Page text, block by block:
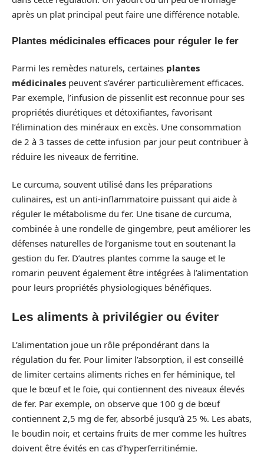
après un plat principal peut faire une différence notable.
Plantes médicinales efficaces pour réguler le fer
Parmi les remèdes naturels, certaines plantes
médicinales peuvent s’avérer particulièrement efficaces.
Par exemple, l’infusion de pissenlit est reconnue pour ses
propriétés diurétiques et détoxifiantes, favorisant
l’élimination des minéraux en excès. Une consommation
de 2 à 3 tasses de cette infusion par jour peut contribuer à
réduire les niveaux de ferritine.
Le curcuma, souvent utilisé dans les préparations
culinaires, est un anti-inflammatoire puissant qui aide à
réguler le métabolisme du fer. Une tisane de curcuma,
combinée à une rondelle de gingembre, peut améliorer les
défenses naturelles de l’organisme tout en soutenant la
gestion du fer. D’autres plantes comme la sauge et le
romarin peuvent également être intégrées à l’alimentation
pour leurs propriétés physiologiques bénéfiques.
Les aliments à privilégier ou éviter
L’alimentation joue un rôle prépondérant dans la
régulation du fer. Pour limiter l’absorption, il est conseillé
de limiter certains aliments riches en fer héminique, tel
que le bœuf et le foie, qui contiennent des niveaux élevés
de fer. Par exemple, on observe que 100 g de bœuf
contiennent 2,5 mg de fer, absorbé jusqu’à 25 %. Les abats,
le boudin noir, et certains fruits de mer comme les huîtres
doivent être évités en cas d’hyperferritinémie.